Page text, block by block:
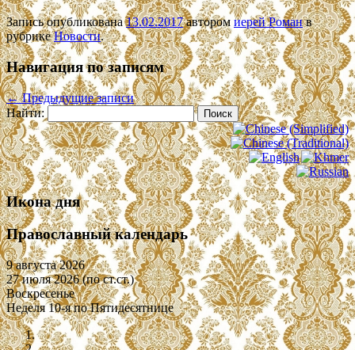
Запись опубликована13.02.2017автором иерей Романв
рубрикеНовости.
Навигация по записям
←Предыдущие записи
Найти:
Икона дня
Православный календарь
9 августа 2026
27 июля 2026 (по ст.ст.)
Воскресенье
Неделя 10-я по Пятидесятнице